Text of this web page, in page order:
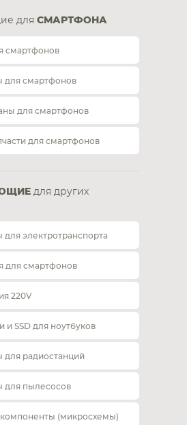
для СМАРТФОНА
смартфонов
для смартфонов
для смартфонов
для смартфонов
для других
электротранспорта
для смартфонов
220V
и SSD для ноутбуков
для радиостанций
для пылесосов
(микросхемы)